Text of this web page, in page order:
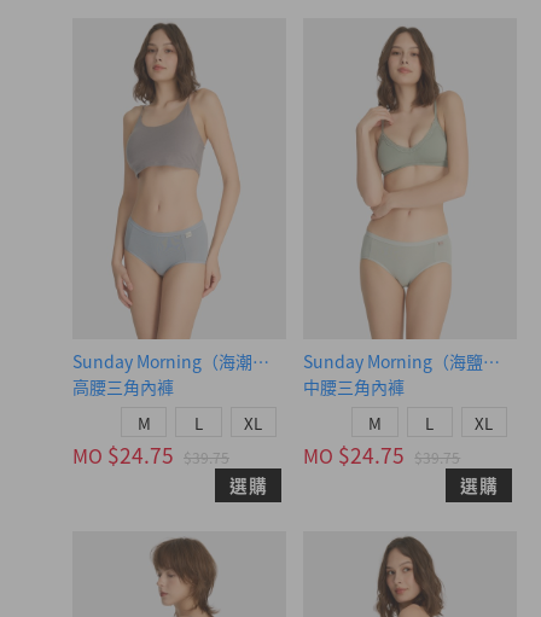
Sunday Morning（海潮藍-早晨黃織標）
高腰三角內褲
M L XL
MO $24.75 $39.75
選購
Sunday Morning（海鹽綠-早
中腰三角內褲
M L XL
MO $24.75 $39.75
選購